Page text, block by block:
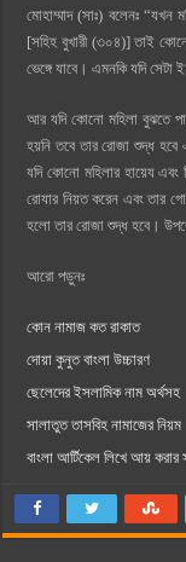
মোহাম্মাদ (সাঃ) বলেনঃ
[সহিহ বুখারী (৩০৪)] তাই
ভেঙ্গে যাবে। এমনকি যদি
আর যদি কোনো মহিলা বুঝতে
হয়নি তবে তার রোজা শুদ্ধ
যদি কোনো মহিলার হায়েয এবং
রোযার নিয়ত করেন এবং তার
হলো তার রোজা শুদ্ধ হবে।
আরো পড়ুনঃ
কোন নামাজ কত রাকাত
দোয়া কুনুত বাংলা উচ্চারণ
ছেলেদের ইসলামিক নাম অর্থসহ
সালাতুত তাসবিহ নামাজের নিয়ম
বাংলা আর্টিকেল লিখে আয় করার